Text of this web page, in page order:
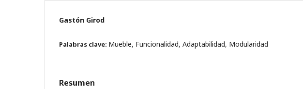
Gastón Girod
Palabras clave: Mueble, Funcionalidad, Adaptabilidad, Modularidad
Resumen